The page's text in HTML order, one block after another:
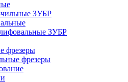
ЗУБР
ЗУБР
фрезеры
фрезеры